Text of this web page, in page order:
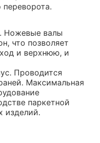
Ножевые валы
что позволяет
и верхнюю, и
Проводится
Максимальная
паркетной
изделий.